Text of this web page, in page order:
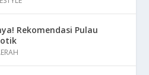
Rekomendasi Pulau